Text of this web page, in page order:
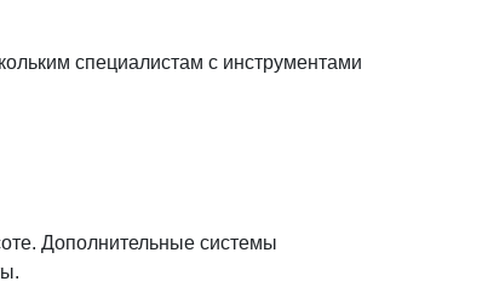
специалистам с инструментами
Дополнительные системы